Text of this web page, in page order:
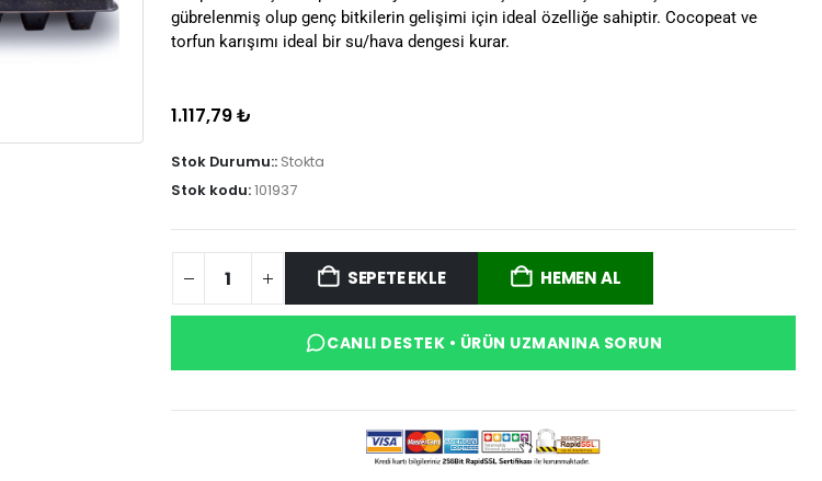
gübrelenmiş olup genç bitkilerin gelişimi için ideal özelliğe sahiptir. Cocopeat ve
torfun karışımı ideal bir su/hava dengesi kurar.
1.117,79₺
Stok Durumu:: Stokta
Stok kodu:101937
SEPETE EKLE HEMEN AL
CANLI DESTEK • ÜRÜN UZMANINA SORUN